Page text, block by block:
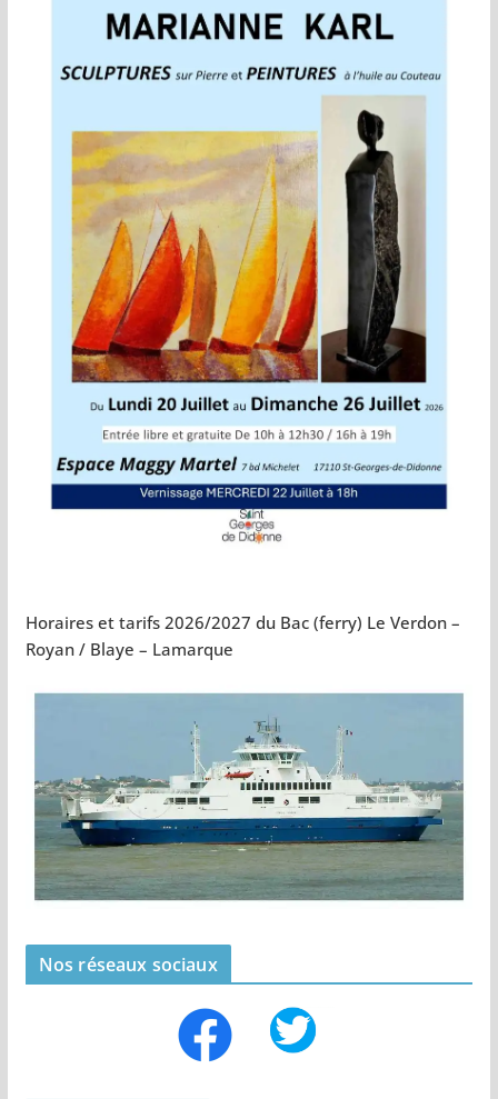
Horaires et tarifs 2026/2027 du Bac (ferry) Le Verdon –
Royan / Blaye – Lamarque
Nos réseaux sociaux